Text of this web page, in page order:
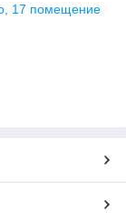
17 помещение